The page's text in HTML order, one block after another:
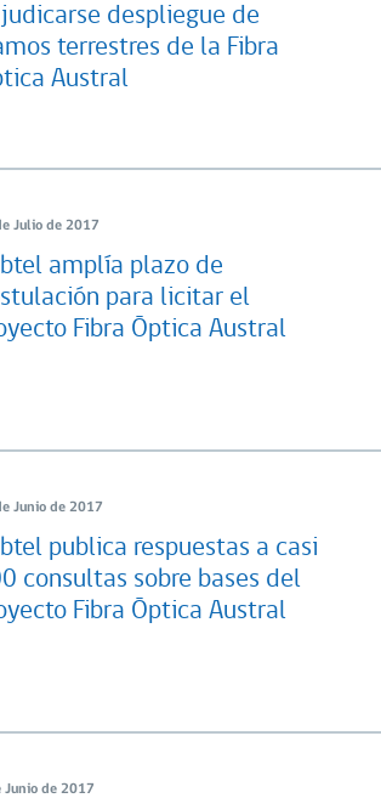
despliegue de
terrestres de la Fibra
Austral
Julio de 2017
amplía plazo de
para licitar el
Fibra Óptica Austral
Junio de 2017
publica respuestas a casi
consultas sobre bases del
Fibra Óptica Austral
Junio de 2017